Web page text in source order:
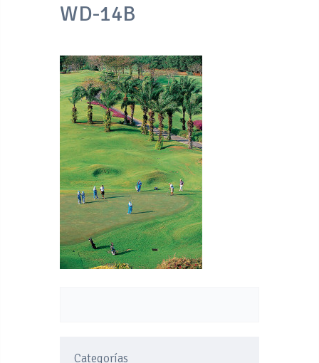
WD-14B
Categorías